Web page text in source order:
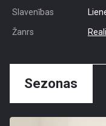
Slavenības
Žanrs
Sezonas